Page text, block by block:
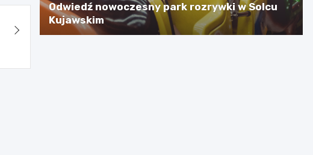
Odwiedź nowoczesny park rozrywki w Solcu
Kujawskim